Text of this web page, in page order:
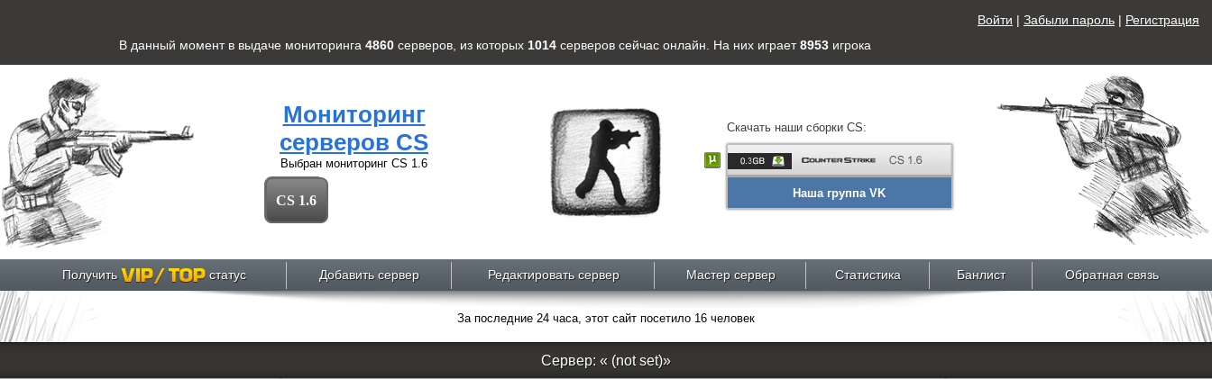
Войти | Забыли пароль | Регистрация
В данный момент в выдаче мониторинга 4860 серверов , из которых 1014 серверов сейчас онлайн. На них играет8953 игрока
Мониторинг
серверов CS
Выбран мониторинг CS 1.6
CS 1.6
Скачать наши сборки CS:
Наша группа VK
Получить статус Добавить сервер Редактировать сервер Мастер сервер Статистика Банлист Обратная связь
За последние 24 часа, этот сайт посетило 16 человек
Сервер: « (not set)»